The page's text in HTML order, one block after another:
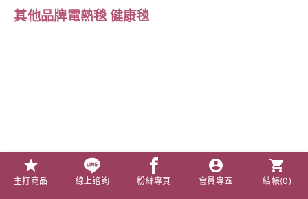
其他品牌電熱毯 健康毯
主打商品 線上諮詢 粉絲專頁 會員專區 結帳(0)